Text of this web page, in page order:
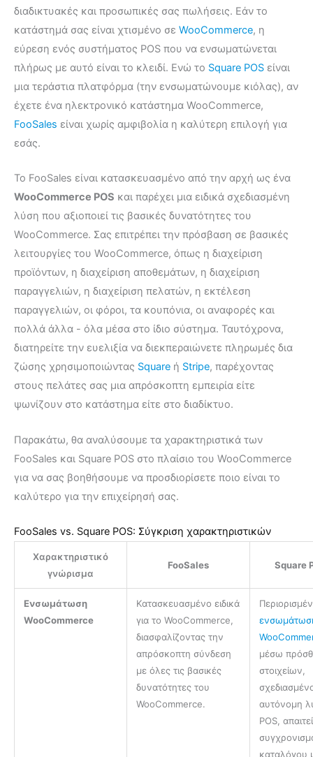
διαδικτυακές και προσωπικές σας πωλήσεις. Εάν το
κατάστημά σας είναι χτισμένο σε WooCommerce, η
εύρεση ενός συστήματος POS που να ενσωματώνεται
πλήρως με αυτό είναι το κλειδί. Ενώ το Square POS είναι
μια τεράστια πλατφόρμα (την ενσωματώνουμε κιόλας), αν
έχετε ένα ηλεκτρονικό κατάστημα WooCommerce,
FooSales είναι χωρίς αμφιβολία η καλύτερη επιλογή για
εσάς.
Το FooSales είναι κατασκευασμένο από την αρχή ως ένα
WooCommerce POS και παρέχει μια ειδικά σχεδιασμένη
λύση που αξιοποιεί τις βασικές δυνατότητες του
WooCommerce. Σας επιτρέπει την πρόσβαση σε βασικές
λειτουργίες του WooCommerce, όπως η διαχείριση
προϊόντων, η διαχείριση αποθεμάτων, η διαχείριση
παραγγελιών, η διαχείριση πελατών, η εκτέλεση
παραγγελιών, οι φόροι, τα κουπόνια, οι αναφορές και
πολλά άλλα - όλα μέσα στο ίδιο σύστημα. Ταυτόχρονα,
διατηρείτε την ευελιξία να διεκπεραιώνετε πληρωμές δια
ζώσης χρησιμοποιώντας Square ή Stripe, παρέχοντας
στους πελάτες σας μια απρόσκοπτη εμπειρία είτε
ψωνίζουν στο κατάστημα είτε στο διαδίκτυο.
Παρακάτω, θα αναλύσουμε τα χαρακτηριστικά των
FooSales και Square POS στο πλαίσιο του WooCommerce
για να σας βοηθήσουμε να προσδιορίσετε ποιο είναι το
καλύτερο για την επιχείρησή σας.
FooSales vs. Square POS: Σύγκριση χαρακτηριστικών
Χαρακτηριστικό
γνώρισμα
FooSales Square
Ενσωμάτωση
WooCommerce
Κατασκευασμένο ειδικά
για το WooCommerce,
διασφαλίζοντας την
απρόσκοπτη σύνδεση
με όλες τις βασικές
δυνατότητες του
WooCommerce.
μέσω
στοιχείων,
αυτόνομη
POS, απαιτεί
καταλόγου